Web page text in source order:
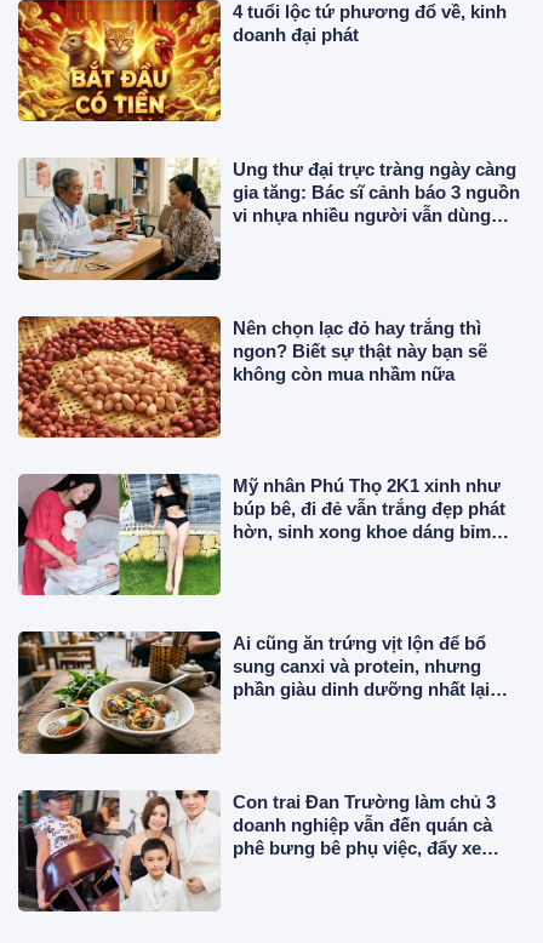
4 tuổi lộc tứ phương đổ về, kinh
doanh đại phát
Ung thư đại trực tràng ngày càng
gia tăng: Bác sĩ cảnh báo 3 nguồn
vi nhựa nhiều người vẫn dùng
Nên chọn lạc đỏ hay trắng thì
ngon? Biết sự thật này bạn sẽ
không còn mua nhầm nữa
Mỹ nhân Phú Thọ 2K1 xinh như
búp bê, đi đẻ vẫn trắng đẹp phát
hờn, sinh xong khoe dáng bỉm
Ai cũng ăn trứng vịt lộn để bổ
sung canxi và protein, nhưng
phần giàu dinh dưỡng nhất lại
Con trai Đan Trường làm chủ 3
doanh nghiệp vẫn đến quán cà
phê bưng bê phụ việc, đẩy xe